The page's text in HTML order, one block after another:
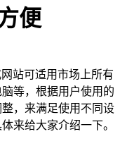
便
站可适用市场上所有
等，根据用户使用的
，来满足使用不同设
来给大家介绍一下。